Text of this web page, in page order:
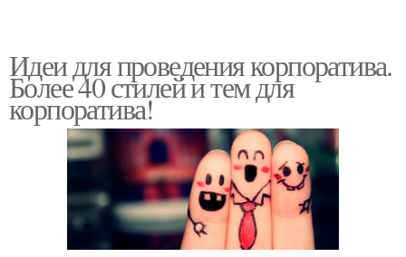
Идеи для проведения корпоратива.
Более 40 стилей и тем для
корпоратива!